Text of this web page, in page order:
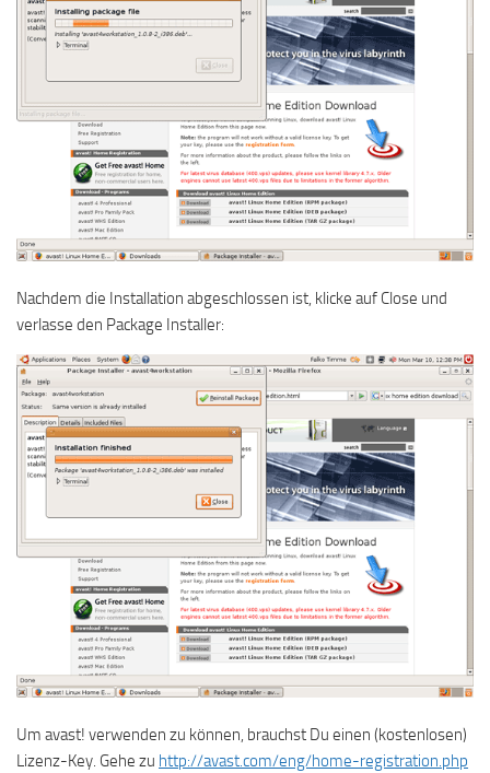
Nachdem die Installation abgeschlossen ist, klicke auf Close und
verlasse den Package Installer:
Um avast! verwenden zu können, brauchst Du einen (kostenlosen)
Lizenz-Key. Gehe zu http://avast.com/eng/home-registration.php